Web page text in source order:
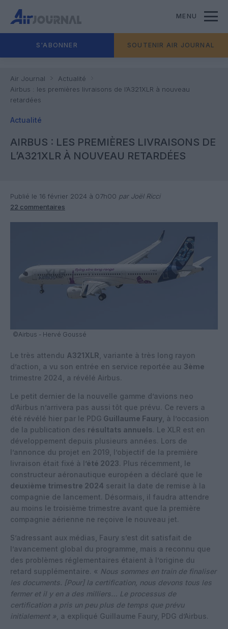
MENU
S'ABONNER SOUTENIR AIR JOURNAL
Air Journal
Actualité
Airbus : les premières livraisons de l’A321XLR à nouveau
retardées
Actualité
AIRBUS : LES PREMIÈRES LIVRAISONS DE
L’A321XLR À NOUVEAU RETARDÉES
Publié le 16 février 2024 à 07h00 par Joël Ricci
22 commentaires
©Airbus - Hervé Goussé
Le très attendu A321XLR , variante à très long rayon
d’action, a vu son entrée en service reportée au 3ème
trimestre 2024, a révélé Airbus.
Le petit dernier de la nouvelle gamme d’avions neo
d’Airbus n’arrivera pas aussi tôt que prévu. Ce revers a
été révélé hier par le PDG Guillaume Faury , à l’occasion
de la publication des résultats annuels. Le XLR est en
développement depuis plusieurs années. Lors de
l’annonce du projet en 2019, l’objectif de la première
livraison était fixé à l’été 2023. Plus récemment, le
constructeur aéronautique européen a déclaré que le
deuxième trimestre 2024 serait la date de remise à la
compagnie de lancement. Désormais, il faudra attendre
au moins le troisième trimestre avant que la première
compagnie aérienne ne reçoive le nouveau jet.
S’adressant aux médias, Faury s’est dit satisfait de
l’avancement global du programme, mais a reconnu que
des problèmes réglementaires étaient à l’origine du
retard supplémentaire. « Nous sommes en train de finaliser
les documents. [Pour] la certification, nous devons tous les
fermer et il y en a des milliers… Le processus de
certification a pris un peu plus de temps que prévu
initialement » , a expliqué Guillaume Faury, PDG d’Airbus.